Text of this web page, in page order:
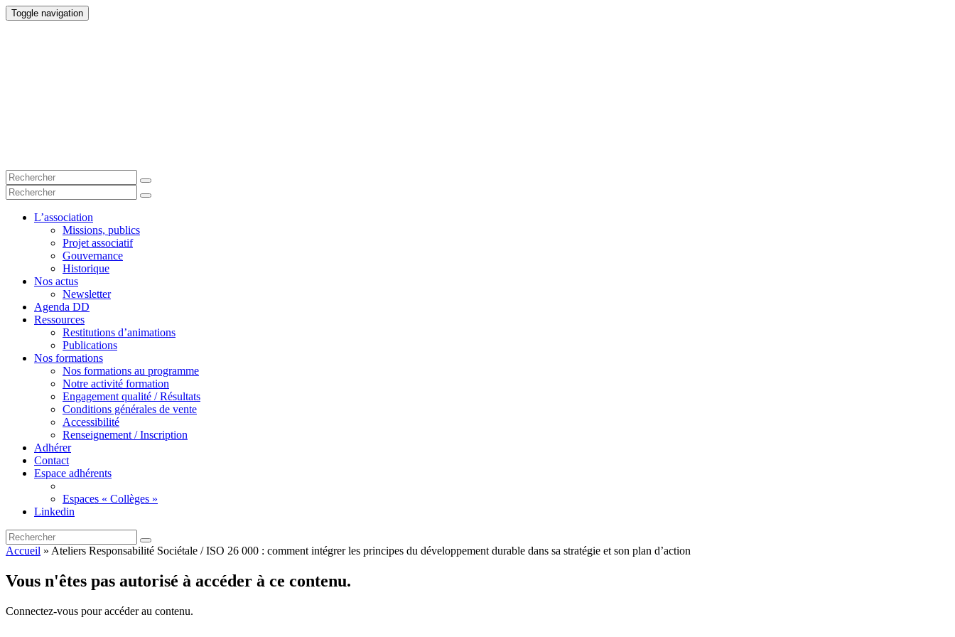
Toggle navigation
L’association
Missions, publics
Projet associatif
Gouvernance
Historique
Nos actus
Newsletter
Agenda DD
Ressources
Restitutions d’animations
Publications
Nos formations
Nos formations au programme
Notre activité formation
Engagement qualité / Résultats
Conditions générales de vente
Accessibilité
Renseignement / Inscription
Adhérer
Contact
Espace adhérents
Espaces « Collèges »
Linkedin
Accueil » Ateliers Responsabilité Sociétale / ISO 26 000 : comment intégrer les principes du développement durable dans sa stratégie et son plan d’action
Vous n'êtes pas autorisé à accéder à ce contenu.
Connectez-vous pour accéder au contenu.